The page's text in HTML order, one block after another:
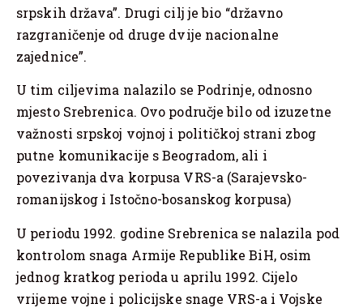
srpskih država”. Drugi cilj je bio “državno
razgraničenje od druge dvije nacionalne
zajednice”.
U tim ciljevima nalazilo se Podrinje, odnosno
mjesto Srebrenica. Ovo područje bilo od izuzetne
važnosti srpskoj vojnoj i političkoj strani zbog
putne komunikacije s Beogradom, ali i
povezivanja dva korpusa VRS-a (Sarajevsko-
romanijskog i Istočno-bosanskog korpusa)
U periodu 1992. godine Srebrenica se nalazila pod
kontrolom snaga Armije Republike BiH, osim
jednog kratkog perioda u aprilu 1992. Cijelo
vrijeme vojne i policijske snage VRS-a i Vojske